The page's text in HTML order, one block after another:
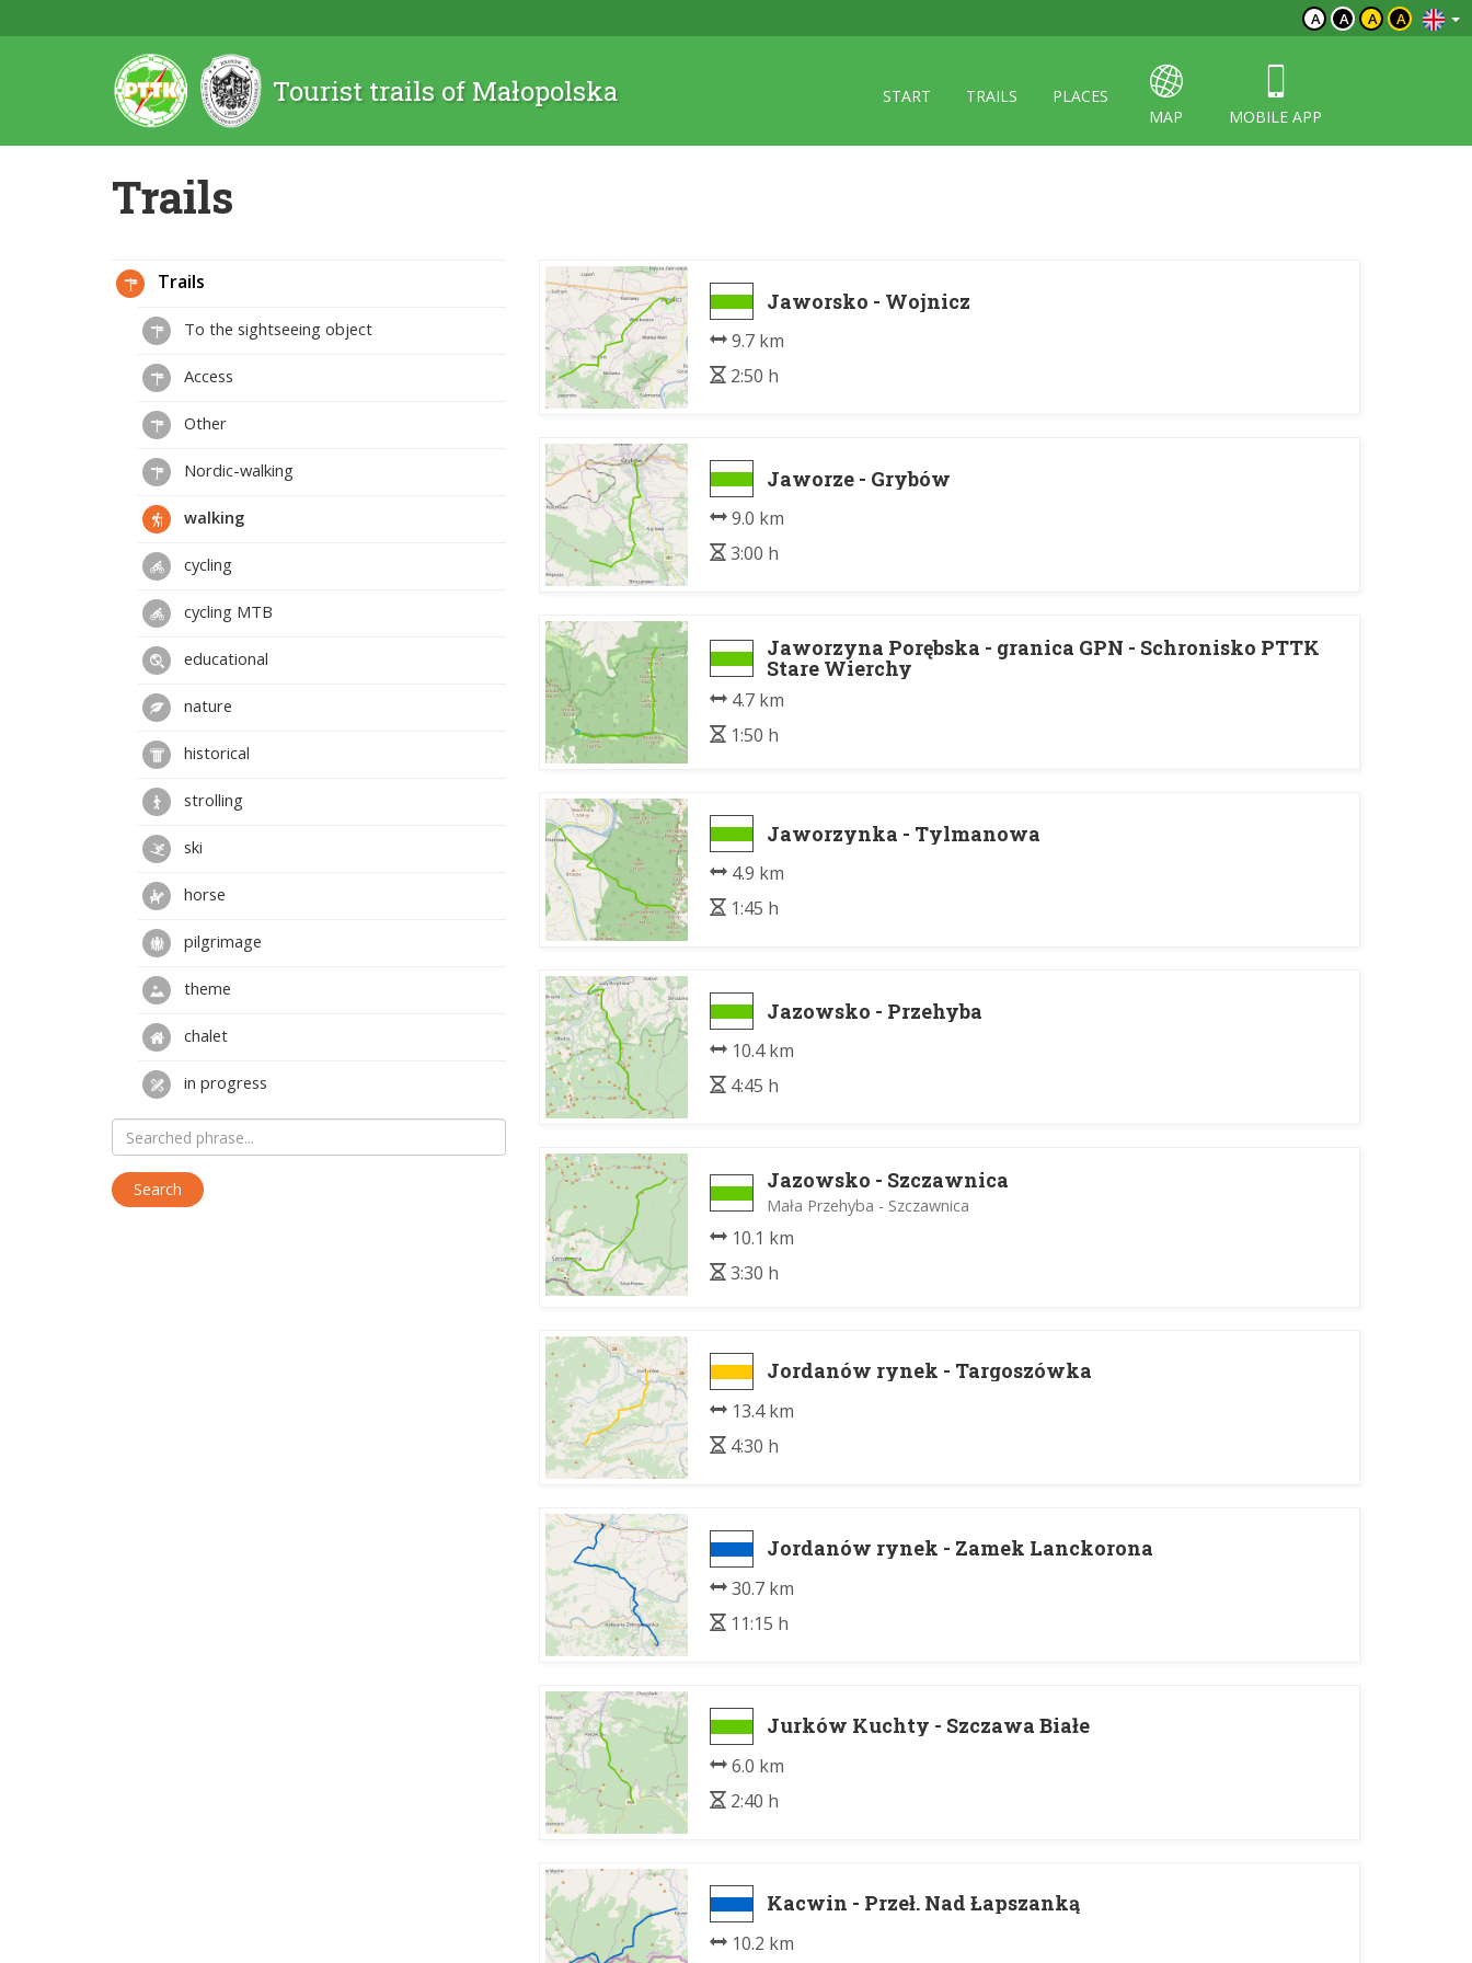
A A A A
Tourist trails of Małopolska START TRAILS
PLACES
MAP
MOBILE APP
Trails
Jaworsko - Wojnicz
9.7 km
2:50 h
Jaworze - Grybów
9.0 km
3:00 h
Jaworzyna Porębska - granica GPN - Schronisko PTTK
Stare Wierchy
4.7 km
1:50 h
Jaworzynka - Tylmanowa
4.9 km
1:45 h
Jazowsko - Przehyba
10.4 km
4:45 h
Jazowsko - Szczawnica
Mała Przehyba - Szczawnica
10.1 km
3:30 h
Jordanów rynek - Targoszówka
13.4 km
4:30 h
Jordanów rynek - Zamek Lanckorona
30.7 km
11:15 h
Jurków Kuchty - Szczawa Białe
6.0 km
2:40 h
Kacwin - Przeł. Nad Łapszanką
10.2 km
Trails
To the sightseeing object
Access
Other
Nordic-walking
walking
cycling
cycling MTB
educational
nature
historical
strolling
ski
horse
pilgrimage
theme
chalet
in progress